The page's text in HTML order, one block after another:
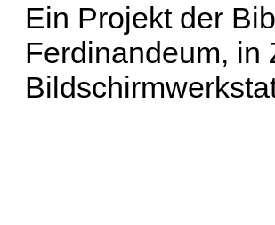
Ein Projekt der
Ferdinandeum, in